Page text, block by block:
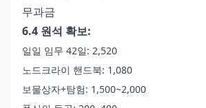
무과금
6.4 원석 확보:
일일 임무 42일: 2,520
노드크라이 핸드북: 1,080
보물상자+탐험: 1,500~2,000